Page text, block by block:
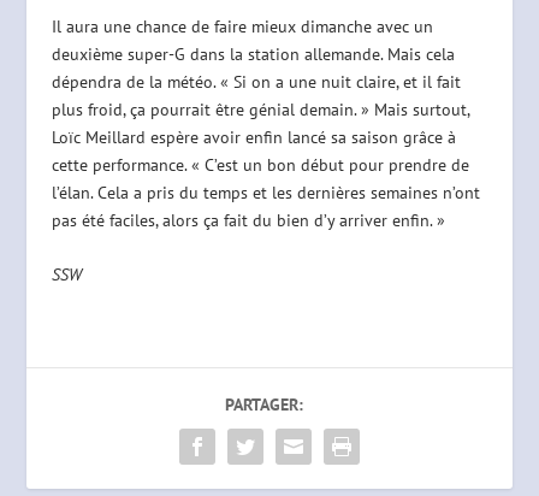
Il aura une chance de faire mieux dimanche avec un
deuxième super-G dans la station allemande. Mais cela
dépendra de la météo. « Si on a une nuit claire, et il fait
plus froid, ça pourrait être génial demain. » Mais surtout,
Loïc Meillard espère avoir enfin lancé sa saison grâce à
cette performance. « C’est un bon début pour prendre de
l’élan. Cela a pris du temps et les dernières semaines n’ont
pas été faciles, alors ça fait du bien d’y arriver enfin. »
SSW
PARTAGER: